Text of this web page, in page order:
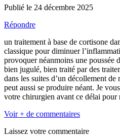
Publié le 24 décembre 2025
Répondre
un traitement à base de cortisone
classique pour diminuer
provoquer néanmoins une poussée
bien jugulé, bien traité par des
dans les suites d’un décollement
peut aussi se produire néant. Je
votre chirurgien avant ce délai
Voir + de commentaires
Laissez votre commentaire